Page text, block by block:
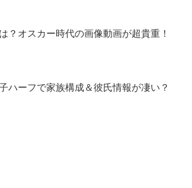
？オスカー時代の画像動画が超貴重！
ハーフで家族構成＆彼氏情報が凄い？